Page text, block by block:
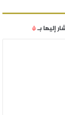
إليها بـ*